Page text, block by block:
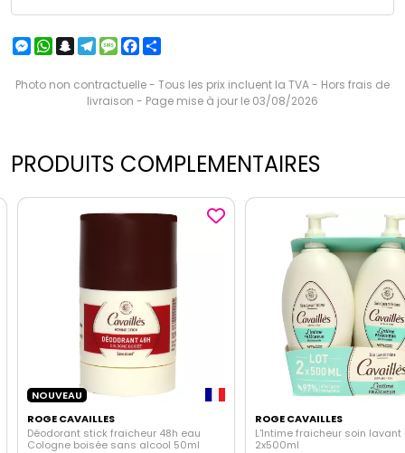
Messenger
WhatsApp
Snapchat
Telegram
MessageFacebook
Photo non contractuelle - Tous les prix incluent la TVA - Hors frais de
livraison - Page mise à jour le 03/08/2026
PRODUITS COMPLEMENTAIRES
NOUVEAU
ROGE CAVAILLES
Déodorant stick fraicheur 48h eau
Cologne boisée sans alcool 50ml
ROGE CAVAILLES
L'Intime fraicheur soin lavant
2x500ml